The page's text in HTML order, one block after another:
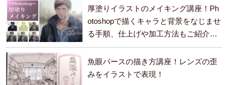
厚塗りイラストのメイキング講座！Ph
otoshopで描くキャラと背景をなじませ
る手順、仕上げや加工方法もご紹介し
ます。
魚眼パースの描き方講座！レンズの歪
みをイラストで表現！